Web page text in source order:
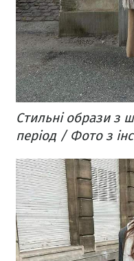
Стильні образи з
період / Фото з